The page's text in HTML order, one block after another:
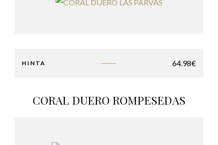
HINTA 64.98€
CORAL DUERO ROMPESEDAS